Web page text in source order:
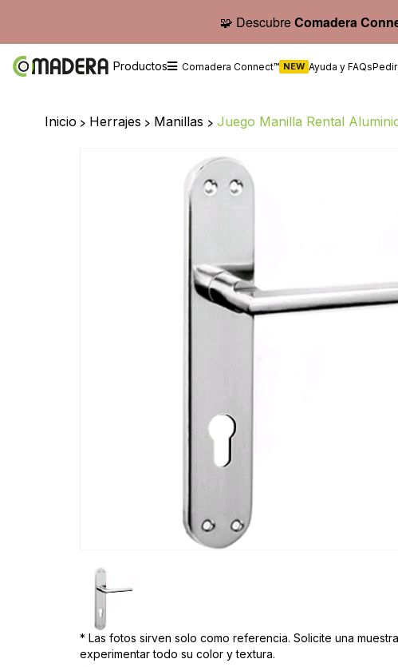
🧩 DescubreComadera
Productos Comadera Connect™ NEW Ayuda y FAQs
Inicio > Herrajes > Manillas > Juego Manilla Rental
* Las fotos sirven solo como referencia. Solicite una
experimentar todo su color y textura.